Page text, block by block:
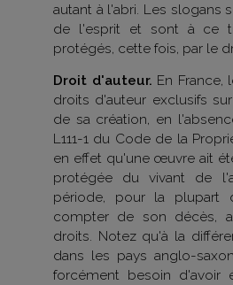
autant à l'abri. Les slogans
de l'esprit et sont à ce
protégés, cette fois, par le
Droit d'auteur. En France,
droits d'auteur exclusifs
de sa création, en
L111-1 du Code de la
en effet qu'une œuvre ait
protégée du vivant de
période, pour la
compter de son décès,
droits. Notez qu'à la
dans les pays anglo-
forcément besoin d'avoir